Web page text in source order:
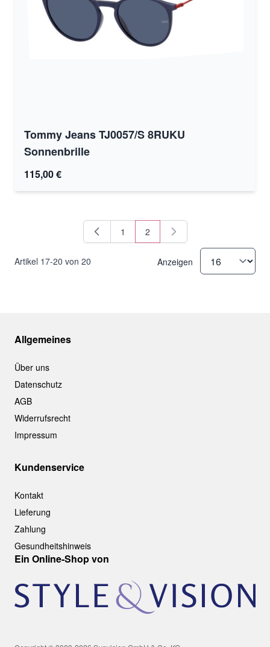
Tommy Jeans TJ0057/S 8RUKU
Sonnenbrille
115,00 €
Artikel 17-20 von 20
Seite
1 Sie lesen gerade Seite
2
Anzeigen
Allgemeines
Über uns
Datenschutz
AGB
Widerrufsrecht
Impressum
Kundenservice
Kontakt
Lieferung
Zahlung
Gesundheitshinweis
Ein Online-Shop von